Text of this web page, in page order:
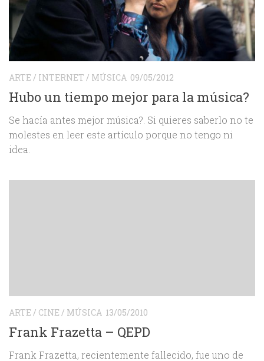
ARTE / INTERNET / MÚSICA 09/05/2012
Hubo un tiempo mejor para la música?
Se hacía antes mejor música?. Si quieres saberlo no te
molestes en leer este artículo porque no tengo ni
idea.
ARTE / CINE / MÚSICA 13/05/2010
Frank Frazetta – QEPD
Frank Frazetta, recientemente fallecido, fue uno de